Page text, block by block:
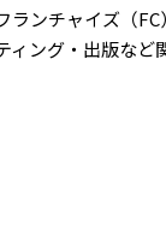
ンチャイズ（
ング・出版な